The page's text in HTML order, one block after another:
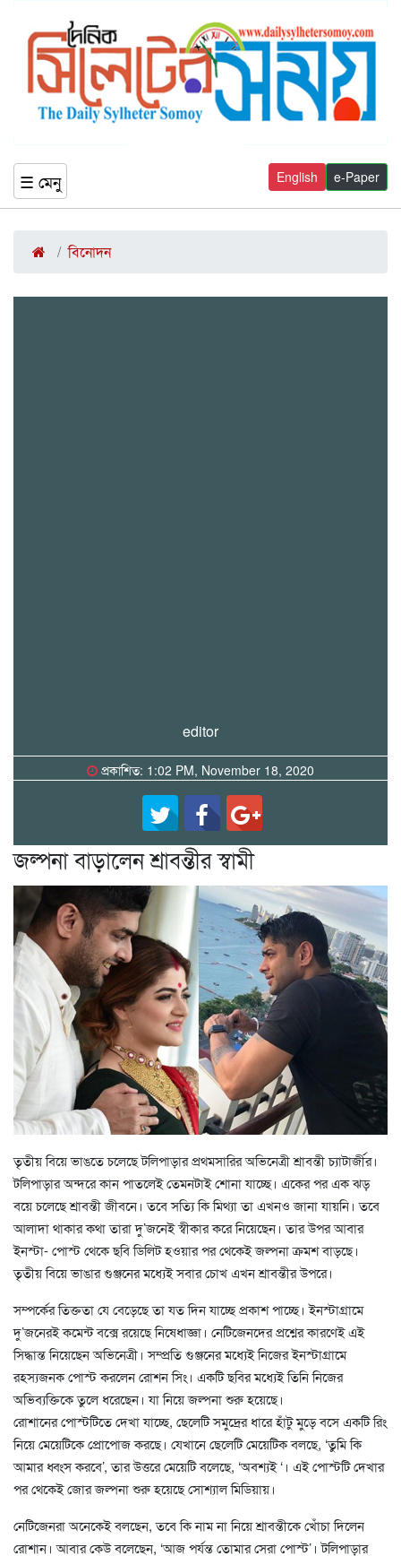
☰ মেনু e-Paper
English
বিনোদন
editor
প্রকাশিত: 1:02 PM, November 18, 2020
জল্পনা বাড়ালেন শ্রাবন্তীর স্বামী
তৃতীয় বিয়ে ভাঙতে চলেছে টলিপাড়ার প্রথমসারির অভিনেত্রী শ্রাবন্তী চ্যাটার্জীর।
টলিপাড়ার অন্দরে কান পাতলেই তেমনটাই শোনা যাচ্ছে। একের পর এক ঝড়
বয়ে চলেছে শ্রাবন্তী জীবনে। তবে সত্যি কি মিথ্যা তা এখনও জানা যায়নি। তবে
আলাদা থাকার কথা তারা দু’জনেই স্বীকার করে নিয়েছেন। তার উপর আবার
ইনস্টা- পোস্ট থেকে ছবি ডিলিট হওয়ার পর থেকেই জল্পনা ক্রমশ বাড়ছে।
তৃতীয় বিয়ে ভাঙার গুঞ্জনের মধ্যেই সবার চোখ এখন শ্রাবন্তীর উপরে।
সম্পর্কের তিক্ততা যে বেড়েছে তা যত দিন যাচ্ছে প্রকাশ পাচ্ছে। ইনস্টাগ্রামে
দু’জনেরই কমেন্ট বক্সে রয়েছে নিষেধাজ্ঞা। নেটিজেনদের প্রশ্নের কারণেই এই
সিদ্ধান্ত নিয়েছেন অভিনেত্রী। সম্প্রতি গুঞ্জনের মধ্যেই নিজের ইনস্টাগ্রামে
রহস্যজনক পোস্ট করলেন রোশন সিং। একটি ছবির মধ্যেই তিনি নিজের
অভিব্যক্তিকে তুলে ধরেছেন। যা নিয়ে জল্পনা শুরু হয়েছে।
রোশানের পোস্টটিতে দেখা যাচ্ছে, ছেলেটি সমুদ্রের ধারে হাঁটু মুড়ে বসে একটি রিং
নিয়ে মেয়েটিকে প্রোপোজ করছে। যেখানে ছেলেটি মেয়েটিক বলছে, ‘তুমি কি
আমার ধ্বংস করবে’, তার উত্তরে মেয়েটি বলেছে, ‘অবশ্যই ‘। এই পোস্টটি দেখার
পর থেকেই জোর জল্পনা শুরু হয়েছে সোশ্যাল মিডিয়ায়।
নেটিজেনরা অনেকেই বলছেন, তবে কি নাম না নিয়ে শ্রাবন্তীকে খোঁচা দিলেন
রোশান। আবার কেউ বলেছেন, ‘আজ পর্যন্ত তোমার সেরা পোস্ট’। টলিপাড়ার